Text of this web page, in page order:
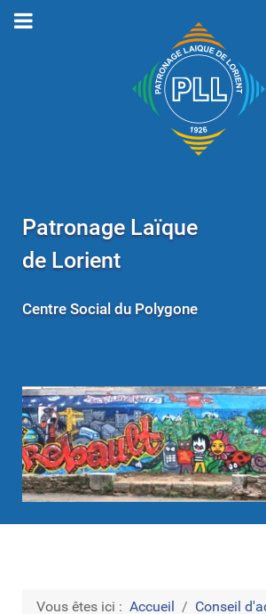
Patronage Laïque
de Lorient
Centre Social du Polygone
Vous êtes ici : Accueil
Conseil